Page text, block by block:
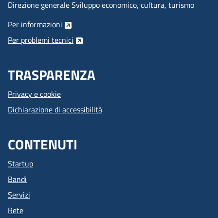
Direzione generale Sviluppo economico, cultura, turismo
Per informazioni
Per problemi tecnici
TRASPARENZA
Privacy e cookie
Dichiarazione di accessibilità
CONTENUTI
Startup
Bandi
Servizi
Rete